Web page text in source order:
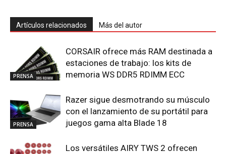
Artículos relacionados Más del autor
PRENSA
CORSAIR ofrece más RAM destinada a
estaciones de trabajo: los kits de
memoria WS DDR5 RDIMM ECC
PRENSA
Razer sigue desmotrando su músculo
con el lanzamiento de su portátil para
juegos gama alta Blade 18
Los versátiles AIRY TWS 2 ofrecen